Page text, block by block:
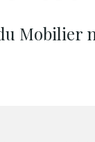
Mobilier